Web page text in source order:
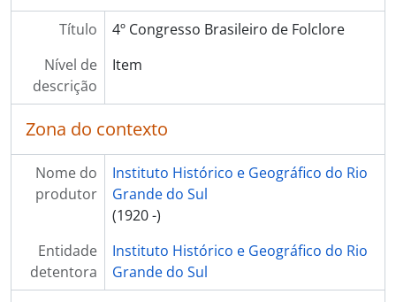
Título
4º Congresso Brasileiro de Folclore
Nível de
descrição
Item
Zona do contexto
Nome do
produtor
Instituto Histórico e Geográfico do Rio
Grande do Sul
(1920 -)
Entidade
detentora
Instituto Histórico e Geográfico do Rio
Grande do Sul